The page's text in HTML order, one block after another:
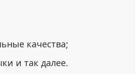
качества;
и так далее.